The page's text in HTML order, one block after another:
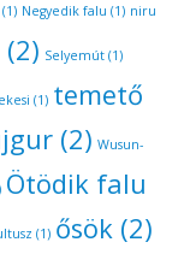
(1) Negyedik falu (1) niru
(2) Selyemút(1)
(1) temető
(2) Wusun-
Ötödik falu
(1) ősök(2)